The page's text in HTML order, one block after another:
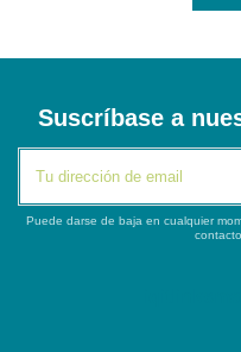
Suscríbase a
Puede darse de baja en cualquier